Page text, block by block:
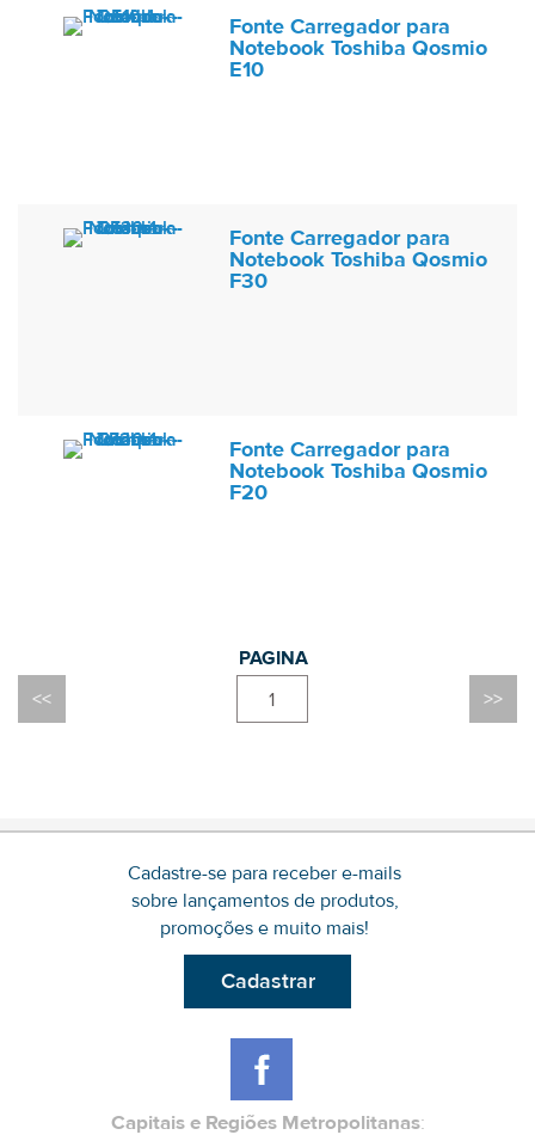
Fonte Carregador para
Notebook Toshiba Qosmio
E10
Fonte Carregador para
Notebook Toshiba Qosmio
F30
Fonte Carregador para
Notebook Toshiba Qosmio
F20
1
Cadastre-se para receber e-mails
sobre lançamentos de produtos,
promoções e muito mais!
Cadastrar
Capitais e Regiões Metropolitanas: